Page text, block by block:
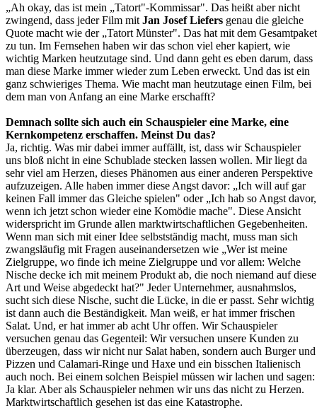
„Ah okay, das ist mein „Tatort"-Kommissar". Das heißt aber nicht
zwingend, dass jeder Film mit Jan Josef Liefers genau die gleiche
Quote macht wie der „Tatort Münster". Das hat mit dem Gesamtpaket
zu tun. Im Fernsehen haben wir das schon viel eher kapiert, wie
wichtig Marken heutzutage sind. Und dann geht es eben darum, dass
man diese Marke immer wieder zum Leben erweckt. Und das ist ein
ganz schwieriges Thema. Wie macht man heutzutage einen Film, bei
dem man von Anfang an eine Marke erschafft?
Demnach sollte sich auch ein Schauspieler eine Marke, eine
Kernkompetenz erschaffen. Meinst Du das?
Ja, richtig. Was mir dabei immer auffällt, ist, dass wir Schauspieler
uns bloß nicht in eine Schublade stecken lassen wollen. Mir liegt da
sehr viel am Herzen, dieses Phänomen aus einer anderen Perspektive
aufzuzeigen. Alle haben immer diese Angst davor: „Ich will auf gar
keinen Fall immer das Gleiche spielen" oder „Ich hab so Angst davor,
wenn ich jetzt schon wieder eine Komödie mache". Diese Ansicht
widerspricht im Grunde allen marktwirtschaftlichen Gegebenheiten.
Wenn man sich mit einer Idee selbstständig macht, muss man sich
zwangsläufig mit Fragen auseinandersetzen wie „Wer ist meine
Zielgruppe, wo finde ich meine Zielgruppe und vor allem: Welche
Nische decke ich mit meinem Produkt ab, die noch niemand auf diese
Art und Weise abgedeckt hat?" Jeder Unternehmer, ausnahmslos,
sucht sich diese Nische, sucht die Lücke, in die er passt. Sehr wichtig
ist dann auch die Beständigkeit. Man weiß, er hat immer frischen
Salat. Und, er hat immer ab acht Uhr offen. Wir Schauspieler
versuchen genau das Gegenteil: Wir versuchen unsere Kunden zu
überzeugen, dass wir nicht nur Salat haben, sondern auch Burger und
Pizzen und Calamari-Ringe und Haxe und ein bisschen Italienisch
auch noch. Bei einem solchen Beispiel müssen wir lachen und sagen:
Ja klar. Aber als Schauspieler nehmen wir uns das nicht zu Herzen.
Marktwirtschaftlich gesehen ist das eine Katastrophe.